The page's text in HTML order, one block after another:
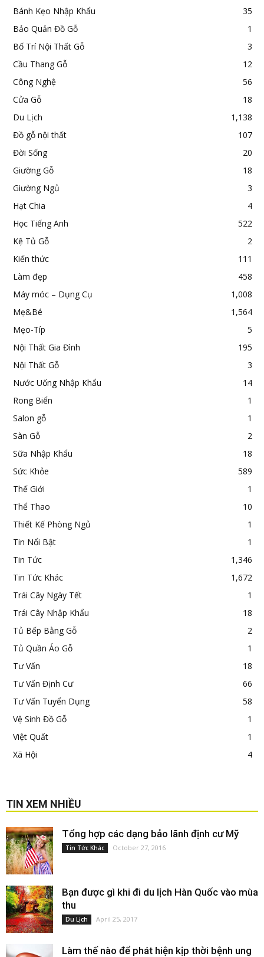
Bánh Kẹo Nhập Khẩu
35
Bảo Quản Đồ Gỗ
1
Bố Trí Nội Thất Gỗ
3
Cầu Thang Gỗ
12
Công Nghệ
56
Cửa Gỗ
18
Du Lịch
1,138
Đồ gỗ nội thất
107
Đời Sống
20
Giường Gỗ
18
Giường Ngủ
3
Hạt Chia
4
Học Tiếng Anh
522
Kệ Tủ Gỗ
2
Kiến thức
111
Làm đẹp
458
Máy móc – Dụng Cụ
1,008
Mẹ&Bé
1,564
Mẹo-Típ
5
Nội Thất Gia Đình
195
Nội Thất Gỗ
3
Nước Uống Nhập Khẩu
14
Rong Biển
1
Salon gỗ
1
Sàn Gỗ
2
Sữa Nhập Khẩu
18
Sức Khỏe
589
Thế Giới
1
Thể Thao
10
Thiết Kế Phòng Ngủ
1
Tin Nổi Bật
1
Tin Tức
1,346
Tin Tức Khác
1,672
Trái Cây Ngày Tết
1
Trái Cây Nhập Khẩu
18
Tủ Bếp Bằng Gỗ
2
Tủ Quần Áo Gỗ
1
Tư Vấn
18
Tư Vấn Định Cư
66
Tư Vấn Tuyển Dụng
58
Vệ Sinh Đồ Gỗ
1
Việt Quất
1
Xã Hội
4
TIN XEM NHIỀU
Tổng hợp các dạng bảo lãnh định cư Mỹ
Tin Tức Khác October 27, 2016
Bạn được gì khi đi du lịch Hàn Quốc vào mùa
thu
Du Lịch April 25, 2017
Làm thế nào để phát hiện kịp thời bệnh ung